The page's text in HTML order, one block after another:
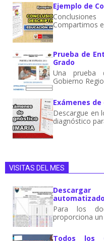
Ejemplo de
Compartimos
Prueba de
Grado
Una prueba
Gobierno
Exámenes
Descargue en
diagnóstico
VISITAS DEL MES
Para los
proporciona un
Todos los